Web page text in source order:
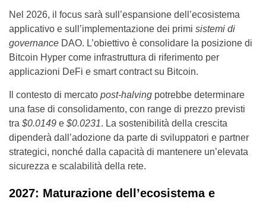
Nel 2026, il focus sarà sull’espansione dell’ecosistema
applicativo e sull’implementazione dei primi sistemi di
governance DAO. L’obiettivo è consolidare la posizione di
Bitcoin Hyper come infrastruttura di riferimento per
applicazioni DeFi e smart contract su Bitcoin.
Il contesto di mercato post-halving potrebbe determinare
una fase di consolidamento, con range di prezzo previsti
tra $0.0149 e $0.0231. La sostenibilità della crescita
dipenderà dall’adozione da parte di sviluppatori e partner
strategici, nonché dalla capacità di mantenere un’elevata
sicurezza e scalabilità della rete.
2027: Maturazione dell’ecosistema e